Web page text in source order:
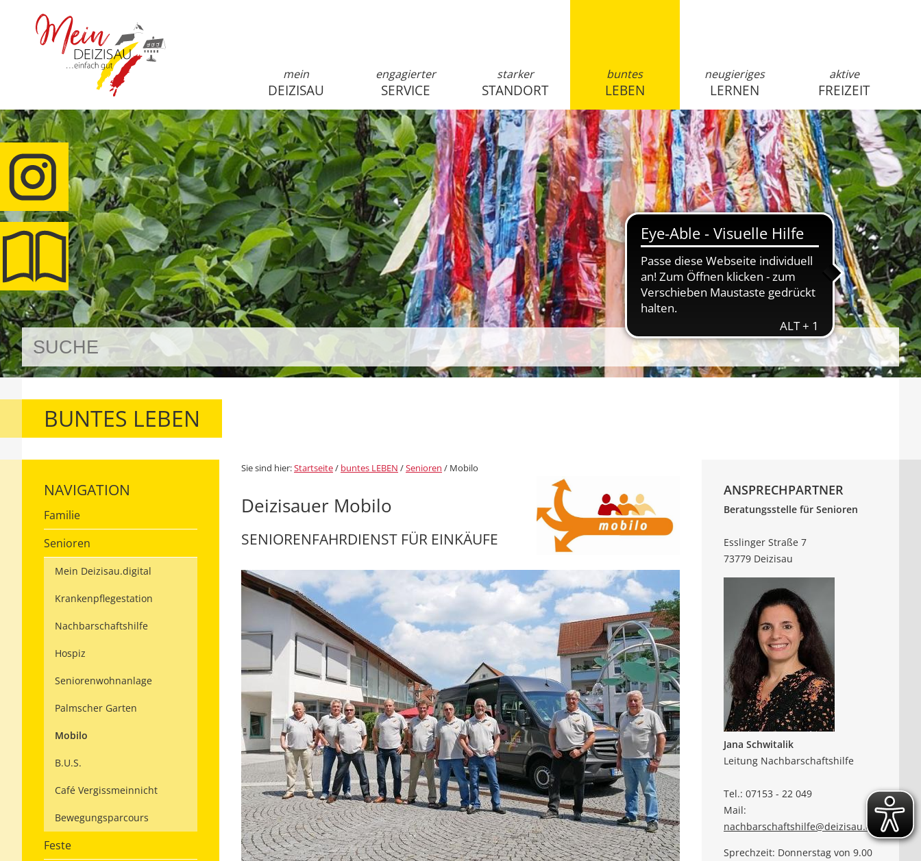
anmelden
mein
DEIZISAU
engagierter
SERVICE
starker
STANDORT
buntes
LEBEN
neugieriges
LERNEN
aktive
FREIZEIT
BUNTES LEBEN
NAVIGATION
Familie
Senioren
Mein Deizisau.digital
Krankenpflegestation
Nachbarschaftshilfe
Hospiz
Seniorenwohnanlage
Palmscher Garten
Mobilo
B.U.S.
Café Vergissmeinnicht
Bewegungsparcours
Feste
Sie sind hier:Startseite/ buntes LEBEN /Senioren / Mobilo
Deizisauer Mobilo
SENIORENFAHRDIENST FÜR EINKÄUFE
ANSPRECHPARTNER
Beratungsstelle für Senioren
Esslinger Straße 7
73779 Deizisau
Jana Schwitalik
Leitung Nachbarschaftshilfe
Tel.: 07153 - 22 049
Mail:
nachbarschaftshilfe@deizisau.de
Sprechzeit: Donnerstag von 9.00